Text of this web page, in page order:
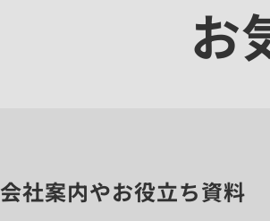
お
会社案内やお役立ち資料